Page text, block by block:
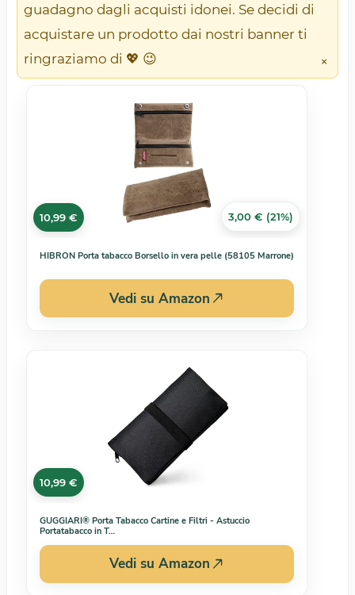
guadagno dagli acquisti idonei. Se decidi di
acquistare un prodotto dai nostri banner ti
ringraziamo di 💖 😉
×
10,99 € 3,00 € (21%)
HIBRON Porta tabacco Borsello in vera pelle (58105 Marrone)
Vedi su Amazon
10,99 €
GUGGIARI® Porta Tabacco Cartine e Filtri - Astuccio
Portatabacco in T…
Vedi su Amazon